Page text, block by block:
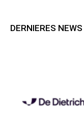
DERNIERES NEWS